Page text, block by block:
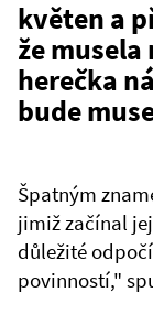
květen a
že musela
herečka
bude
Špatným
jimiž začínal
důležité
povinností,"